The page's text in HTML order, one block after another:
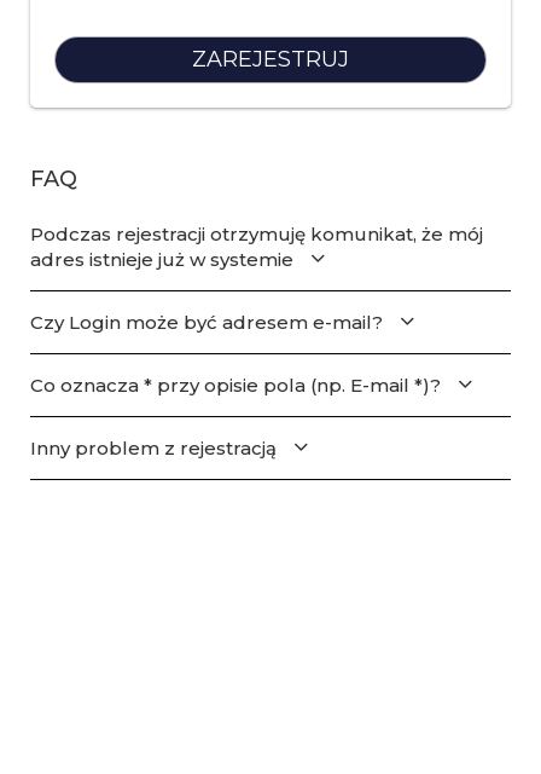
FAQ
Podczas rejestracji otrzymuję komunikat, że mój
adres istnieje już w systemie
Czy Login może być adresem e-mail?
Co oznacza * przy opisie pola (np. E-mail *)?
Inny problem z rejestracją